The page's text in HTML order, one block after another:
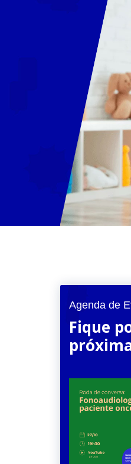
Agenda de
Fique
23